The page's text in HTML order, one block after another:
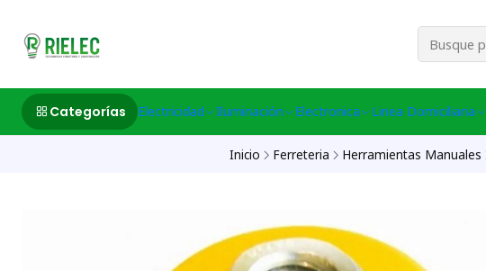
Categorías Electricidad Iluminación Electronica Linea Domiciliaria
Inicio Ferreteria Herramientas Manuales